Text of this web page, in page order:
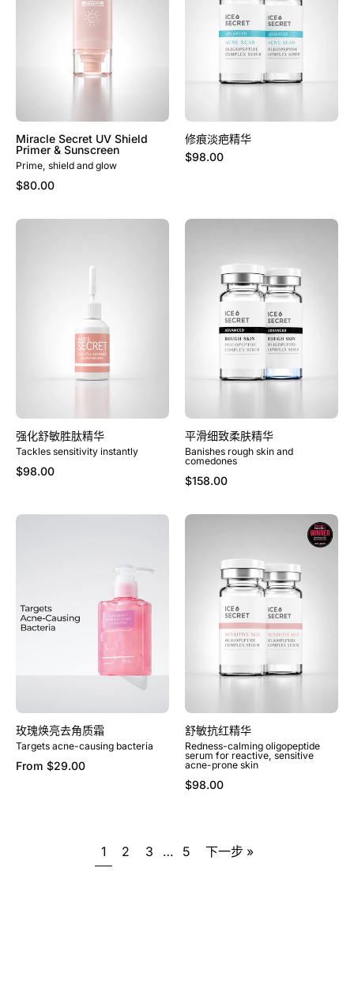
Primer
&
Sunscreen
Miracle Secret UV Shield
Primer & Sunscreen
Prime, shield and glow
$80.00
华
修痕淡疤精华
$98.00
舒
胜
肽
精
华
强化舒敏胜肽精华
Tackles sensitivity instantly
$98.00
细
致
柔
肤
精
华
平滑细致柔肤精华
Banishes rough skin and
comedones
$158.00
去
质
霜
玫瑰焕亮去角质霜
Targets acne-causing bacteria
From $29.00
抗
红
精
华
舒敏抗红精华
Redness-calming oligopeptide
serum for reactive, sensitive
acne-prone skin
$98.00
1 2 3 … 5 下一步 »